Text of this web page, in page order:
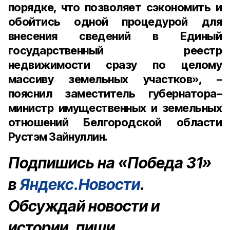
порядке, что позволяет сэкономить и
обойтись одной процедурой для
внесения сведений в Единый
государственный реестр
недвижимости сразу по целому
массиву земельных участков», –
пояснил заместитель губернатора–
министр имущественных и земельных
отношений Белгородской области
Рустэм Зайнуллин.
Подпишись на «Победа 31»
вЯндекс.Новости.
Обсуждай новости и